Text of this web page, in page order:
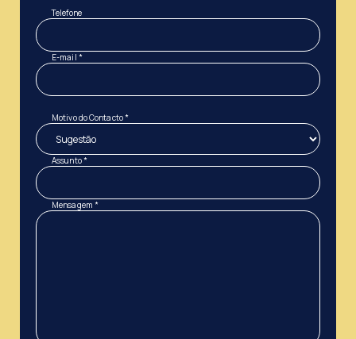
Telefone
E-mail *
Motivo do Contacto *
Assunto *
Mensagem *